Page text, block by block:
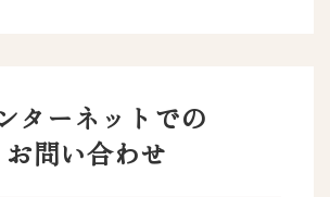
ターネットでの
お問い合わせ